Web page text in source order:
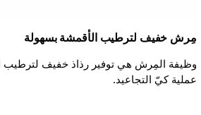
مِرش خفيف لترطيب الأقمشة بسهولة
وظيفة المِرش هي توفير رذاذ خفيف لترطيب
عملية كيّ التجاعيد.